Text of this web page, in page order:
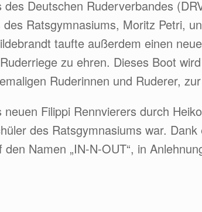
Deutschen Ruderverbandes
Ratsgymnasiums, Moritz Petri,
taufte außerdem einen
zu ehren. Dieses Boot
Ruderinnen und Ruderer,
Filippi Rennvierers durch
des Ratsgymnasiums war.
Namen „IN-N-OUT“, in